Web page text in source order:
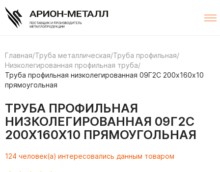
Главная/Труба металлическая/Труба профильная/
Низколегированная профильная труба/
Труба профильная низколегированная 09Г2С 200х160х10
прямоугольная
ТРУБА ПРОФИЛЬНАЯ
НИЗКОЛЕГИРОВАННАЯ 09Г2С
200Х160Х10 ПРЯМОУГОЛЬНАЯ
124 человек(а) интересовались данным товаром